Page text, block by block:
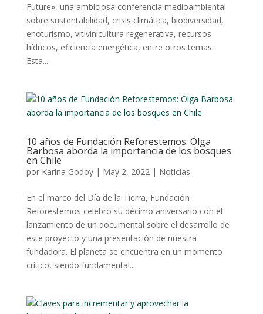
Future», una ambiciosa conferencia medioambiental
sobre sustentabilidad, crisis climática, biodiversidad,
enoturismo, vitivinicultura regenerativa, recursos
hídricos, eficiencia energética, entre otros temas.
Esta...
10 años de Fundación Reforestemos: Olga
Barbosa aborda la importancia de los bosques
en Chile
por Karina Godoy| May 2, 2022| Noticias
En el marco del Día de la Tierra, Fundación
Reforestemos celebró su décimo aniversario con el
lanzamiento de un documental sobre el desarrollo de
este proyecto y una presentación de nuestra
fundadora. El planeta se encuentra en un momento
crítico, siendo fundamental...